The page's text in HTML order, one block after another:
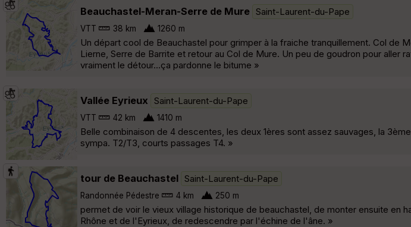
Beauchastel-Meran-Serre de Mure Saint-Laurent-du-Pape
VTT 38 km 1260 m
Un départ cool de Beauchastel pour grimper à la fraiche tranquillement. Col de
Lierne, Serre de Barrite et retour au Col de Mure. Un peu de goudron pour aller
vraiment le détour...ça pardonne le bitume »
Vallée Eyrieux Saint-Laurent-du-Pape
VTT 42 km 1410 m
Belle combinaison de 4 descentes, les deux 1ères sont assez sauvages, la
sympa. T2/T3, courts passages T4. »
tour de Beauchastel Saint-Laurent-du-Pape
Randonnée Pédestre 4 km 250 m
permet de voir le vieux village historique de beauchastel, de monter ensuite en
Rhône et de l'Eyrieux, de redescendre par l'échine de l'âne. »